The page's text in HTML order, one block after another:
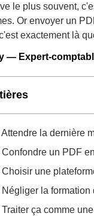
le plus souvent,
Or envoyer un
exactement là
— Expert-
la dernière
un PDF
une
la formation
ça comme